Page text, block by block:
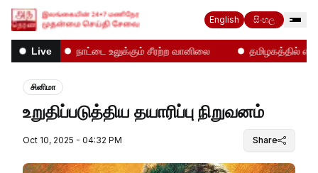
English සිංහල
Live நாட்டை உலுக்கும் சீரற்ற வானிலை தமிழகத்தில் என்ன
சினிமா
உறுதிப்படுத்திய தயாரிப்பு நிறுவனம்
Oct 10, 2025 - 04:32 PM Share